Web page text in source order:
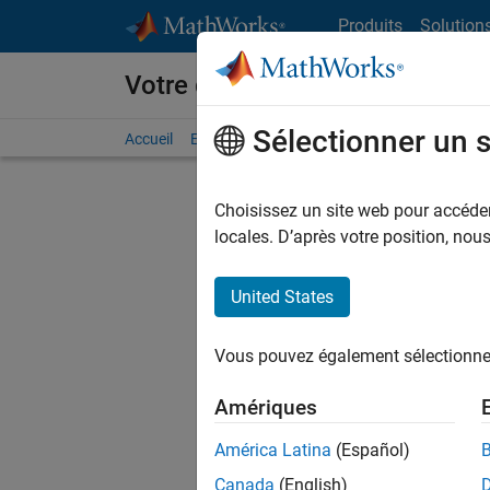
Produits
Votre carrière chez MathWorks
Accueil Explorer nos opportunités Adresses de
d'offre
Les
Sélectionner un
Choisissez un site web pour
locales. D’après votre position,
United States
Vous pouvez également
Amériques
América Latina (Español)
Canada (English)